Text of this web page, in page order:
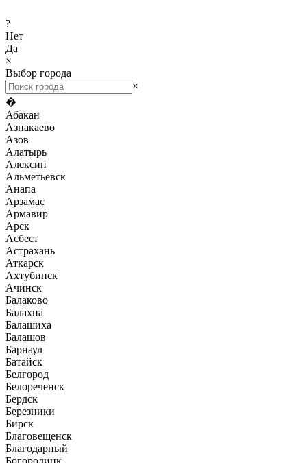
?
Нет
Да
×
Выбор города
×
�
Абакан
Азнакаево
Азов
Алатырь
Алексин
Альметьевск
Анапа
Арзамас
Армавир
Арск
Асбест
Астрахань
Аткарск
Ахтубинск
Ачинск
Балаково
Балахна
Балашиха
Балашов
Барнаул
Батайск
Белгород
Белореченск
Бердск
Березники
Бирск
Благовещенск
Благодарный
Богородицк